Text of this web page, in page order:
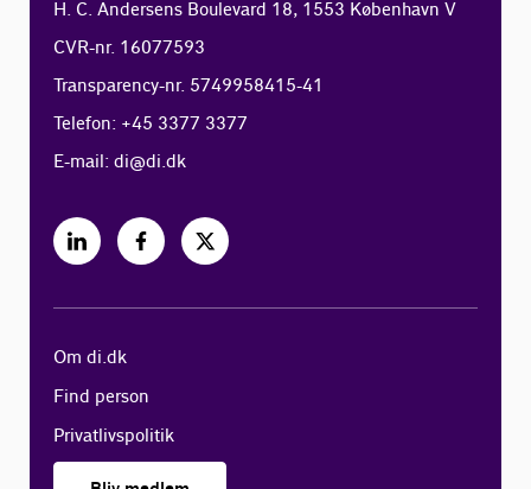
H. C. Andersens Boulevard 18, 1553 København V
CVR-nr. 16077593
Transparency-nr. 5749958415-41
Telefon: +45 3377 3377
E-mail:di@di.dk
Om di.dk
Find person
Privatlivspolitik